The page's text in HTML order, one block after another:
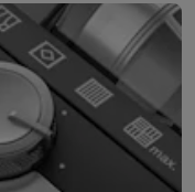
chèquesMachines
Réfrigerateurs avec